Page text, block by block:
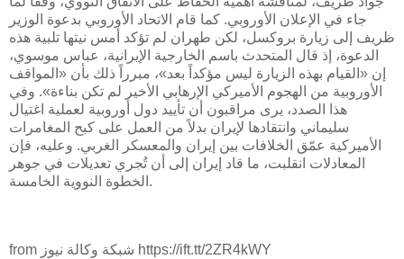
جاء في الإعلان الأوروبي. كما قام الاتحاد الأوروبي بدعوة الوزير
ظريف إلى زيارة بروكسل، لكن طهران لم تؤكد أمس نيتها تلبية هذه
الدعوة، إذ قال المتحدث باسم الخارجية الإيرانية، عباس موسوي،
إن «القيام بهذه الزيارة ليس مؤكداً بعد»، مبرراً ذلك بأن «المواقف
الأوروبية من الهجوم الأميركي الإرهابي الأخير لم تكن بناءة». وفي
هذا الصدد، يرى مراقبون أن تأييد دول أوروبية لعملية اغتيال
سليماني وانتقادها لإيران بدلاً من العمل على كبح المغامرات
الأميركية عمّق الخلافات بين إيران والمعسكر الغربي. وعليه، فإن
المعادلات انقلبت، ما قاد إيران إلى أن تُجري تعديلات في جوهر
الخطوة النووية الخامسة.
from شبكة وكالة نيوز https://ift.tt/2ZR4kWY